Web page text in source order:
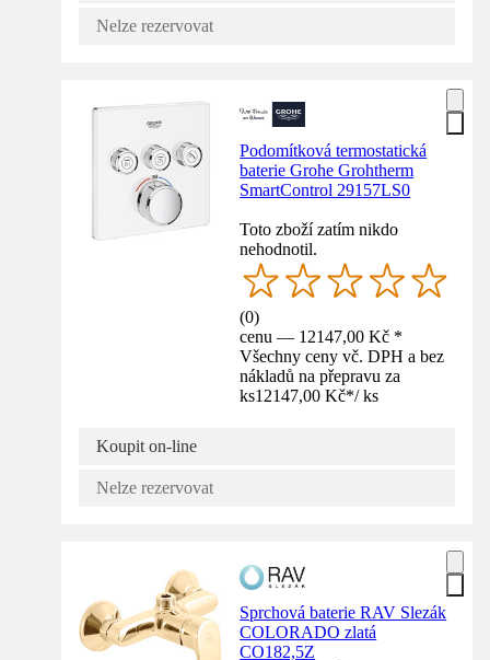
Nelze rezervovat
Podomítková termostatická
baterie Grohe Grohtherm
SmartControl 29157LS0
Toto zboží zatím nikdo
nehodnotil.
(0)
cenu — 12147,00 Kč *
Všechny ceny vč. DPH a bez
nákladů na přepravu za
ks12147,00 Kč*/ ks
Koupit on-line
Nelze rezervovat
Sprchová baterie RAV Slezák
COLORADO zlatá
CO182,5Z